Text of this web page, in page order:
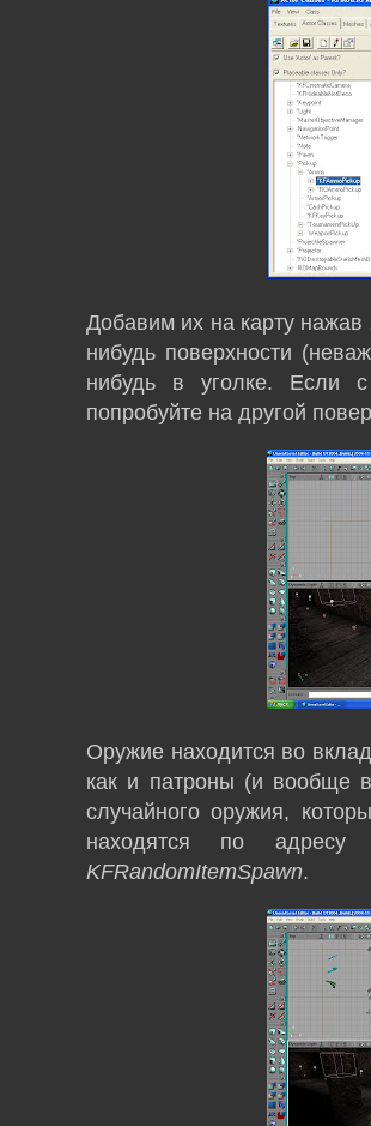
Добавим их на карту нажав
нибудь поверхности
нибудь в уголке. Если
попробуйте на другой
Оружие находится во
как и патроны (и вообще
случайного оружия,
находятся по
KFRandomItemSpawn.